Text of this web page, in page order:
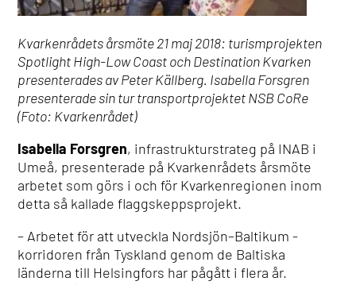
Kvarkenrådets årsmöte 21 maj 2018: turismprojekten
Spotlight High-Low Coast och Destination Kvarken
presenterades av Peter Källberg. Isabella Forsgren
presenterade sin tur transportprojektet NSB CoRe
(Foto: Kvarkenrådet)
Isabella Forsgren, infrastrukturstrateg på INAB i
Umeå, presenterade på Kvarkenrådets årsmöte
arbetet som görs i och för Kvarkenregionen inom
detta så kallade flaggskeppsprojekt.
– Arbetet för att utveckla Nordsjön–Baltikum -
korridoren från Tyskland genom de Baltiska
länderna till Helsingfors har pågått i flera år.